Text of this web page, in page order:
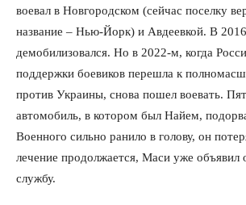
воевал в Новгородском (сейчас поселку
название – Нью-Йорк) и Авдеевкой. В
демобилизовался. Но в 2022-м, когда
поддержки боевиков перешла к
против Украины, снова пошел воевать.
автомобиль, в котором был Найем,
Военного сильно ранило в голову, он
лечение продолжается, Маси уже объявил
службу.